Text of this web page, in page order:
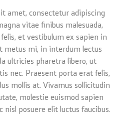
amet, consectetur adipiscing
vitae finibus malesuada,
et vestibulum ex sapien in
metus mi, in interdum lectus
ultricies pharetra libero, ut
nec. Praesent porta erat felis,
mollis at. Vivamus sollicitudin
molestie euismod sapien
nisl posuere elit luctus faucibus.